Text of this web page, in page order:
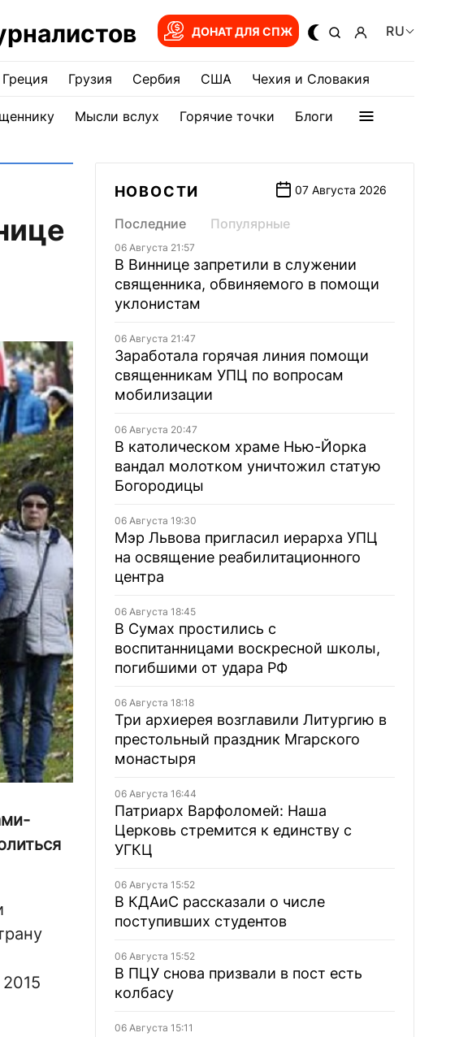
ДОНАТ ДЛЯ СПЖ RU
Греция Грузия Сербия США Чехия и Словакия
Мысли вслух Горячие точки Блоги
НОВОСТИ 07 Августа 2026
Последние Популярные
06 Августа 21:57
В Виннице запретили в служении
священника, обвиняемого в помощи
уклонистам
06 Августа 21:47
Заработала горячая линия помощи
священникам УПЦ по вопросам
мобилизации
06 Августа 20:47
В католическом храме Нью-Йорка
вандал молотком уничтожил статую
Богородицы
06 Августа 19:30
Мэр Львова пригласил иерарха УПЦ
на освящение реабилитационного
центра
06 Августа 18:45
В Сумах простились с
воспитанницами воскресной школы,
погибшими от удара РФ
06 Августа 18:18
Три архиерея возглавили Литургию в
престольный праздник Мгарского
монастыря
06 Августа 16:44
Патриарх Варфоломей: Наша
Церковь стремится к единству с
УГКЦ
06 Августа 15:52
В КДАиС рассказали о числе
поступивших студентов
06 Августа 15:52
В ПЦУ снова призвали в пост есть
колбасу
06 Августа 15:11